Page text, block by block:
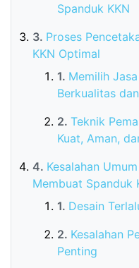
Spanduk KKN
Proses
KKN Optimal
Memilih
Berkualitas
Teknik
Kuat, Aman,
Kesalahan
Membuat Spanduk
Desain
Kesalahan
Penting